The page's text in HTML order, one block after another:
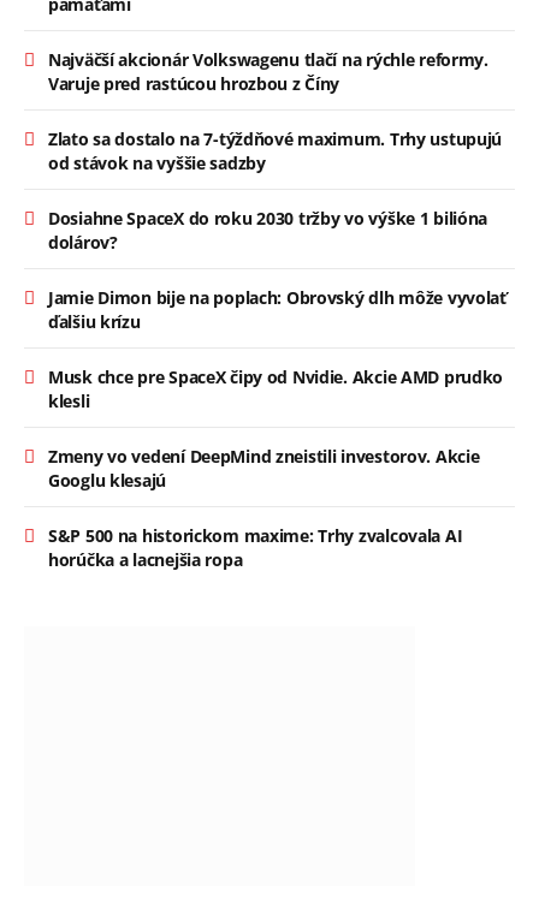
Najväčší akcionár Volkswagenu tlačí na rýchle reformy.
Varuje pred rastúcou hrozbou z Číny
Zlato sa dostalo na 7-týždňové maximum. Trhy ustupujú
od stávok na vyššie sadzby
Dosiahne SpaceX do roku 2030 tržby vo výške 1 bilióna
dolárov?
Jamie Dimon bije na poplach: Obrovský dlh môže vyvolať
ďalšiu krízu
Musk chce pre SpaceX čipy od Nvidie. Akcie AMD prudko
klesli
Zmeny vo vedení DeepMind zneistili investorov. Akcie
Googlu klesajú
S&P 500 na historickom maxime: Trhy zvalcovala AI
horúčka a lacnejšia ropa